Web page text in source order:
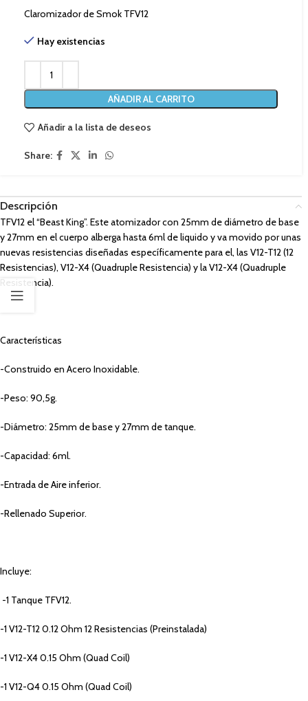
Claromizador de Smok TFV12
Hay existencias
AÑADIR AL CARRITO
Añadir a la lista de deseos
Share:
Descripción
TFV12 el “Beast King”. Este atomizador con 25mm de diámetro de base
y 27mm en el cuerpo alberga hasta 6ml de liquido y va movido por unas
nuevas resistencias diseñadas específicamente para el, las V12-T12 (12
Resistencias), V12-X4 (Quadruple Resistencia) y la V12-X4 (Quadruple
Resistencia).
Características
-Construido en Acero Inoxidable.
-Peso: 90,5g.
-Diámetro: 25mm de base y 27mm de tanque.
-Capacidad: 6ml.
-Entrada de Aire inferior.
-Rellenado Superior.
Incluye:
-1 Tanque TFV12.
-1 V12-T12 0.12 Ohm 12 Resistencias (Preinstalada)
-1 V12-X4 0.15 Ohm (Quad Coil)
-1 V12-Q4 0.15 Ohm (Quad Coil)